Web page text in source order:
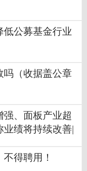
低公募基金行业
吗（收据盖公章
强、面板产业超
绩将持续改善|
得聘用！